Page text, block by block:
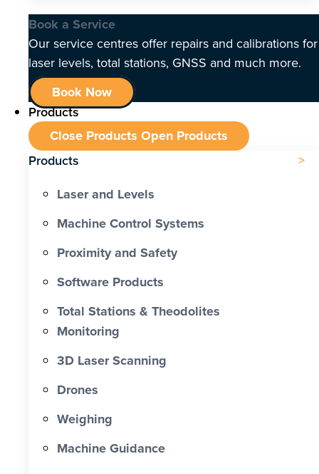
Book a Service
Our service centres offer repairs and calibrations for
laser levels, total stations, GNSS and much more.
Book Now
Products
Close Products Open Products
Products
Laser and Levels
Machine Control Systems
Proximity and Safety
Software Products
Total Stations & Theodolites
Monitoring
3D Laser Scanning
Drones
Weighing
Machine Guidance